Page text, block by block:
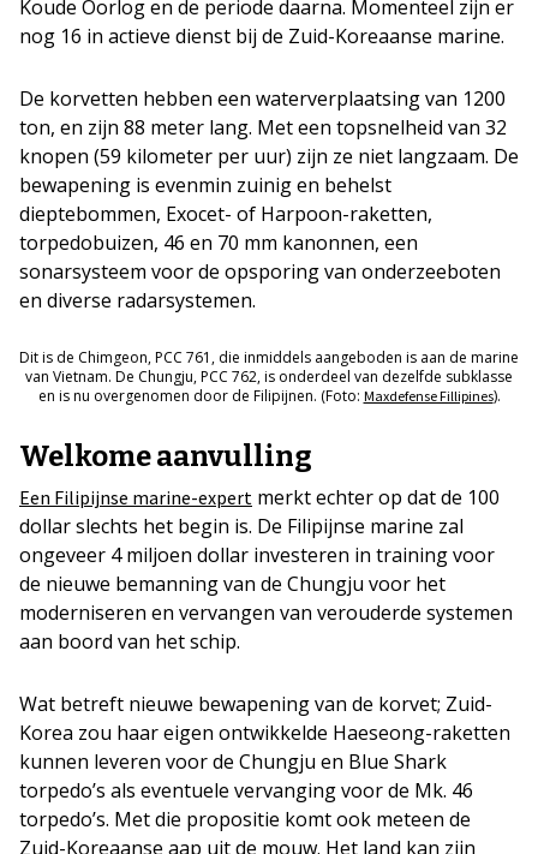
Koude Oorlog en de periode daarna. Momenteel zijn er
nog 16 in actieve dienst bij de Zuid-Koreaanse marine.
De korvetten hebben een waterverplaatsing van 1200
ton, en zijn 88 meter lang. Met een topsnelheid van 32
knopen (59 kilometer per uur) zijn ze niet langzaam. De
bewapening is evenmin zuinig en behelst
dieptebommen, Exocet- of Harpoon-raketten,
torpedobuizen, 46 en 70 mm kanonnen, een
sonarsysteem voor de opsporing van onderzeeboten
en diverse radarsystemen.
Dit is de Chimgeon, PCC 761, die inmiddels aangeboden is aan de marine
van Vietnam. De Chungju, PCC 762, is onderdeel van dezelfde subklasse
en is nu overgenomen door de Filipijnen. (Foto: Maxdefense Fillipines).
Welkome aanvulling
Een Filipijnse marine-expert merkt echter op dat de 100
dollar slechts het begin is. De Filipijnse marine zal
ongeveer 4 miljoen dollar investeren in training voor
de nieuwe bemanning van de Chungju voor het
moderniseren en vervangen van verouderde systemen
aan boord van het schip.
Wat betreft nieuwe bewapening van de korvet; Zuid-
Korea zou haar eigen ontwikkelde Haeseong-raketten
kunnen leveren voor de Chungju en Blue Shark
torpedo’s als eventuele vervanging voor de Mk. 46
torpedo’s. Met die propositie komt ook meteen de
Zuid-Koreaanse aap uit de mouw. Het land kan zijn